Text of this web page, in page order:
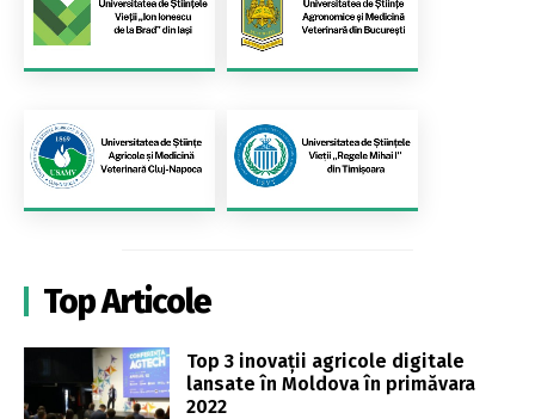
Top Articole
Top 3 inovații agricole digitale
lansate în Moldova în primăvara
2022